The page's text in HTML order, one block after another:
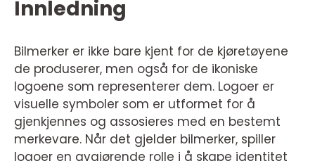
Innledning
Bilmerker er ikke bare kjent for de kjøretøyene
de produserer, men også for de ikoniske
logoene som representerer dem. Logoer er
visuelle symboler som er utformet for å
gjenkjennes og assosieres med en bestemt
merkevare. Når det gjelder bilmerker, spiller
logoer en avgjørende rolle i å skape identitet